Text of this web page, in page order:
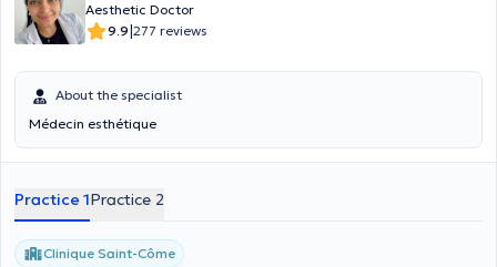
Aesthetic Doctor
9.9|277 reviews
About the specialist
Médecin esthétique
Practice 1Practice 2
Clinique Saint-Côme